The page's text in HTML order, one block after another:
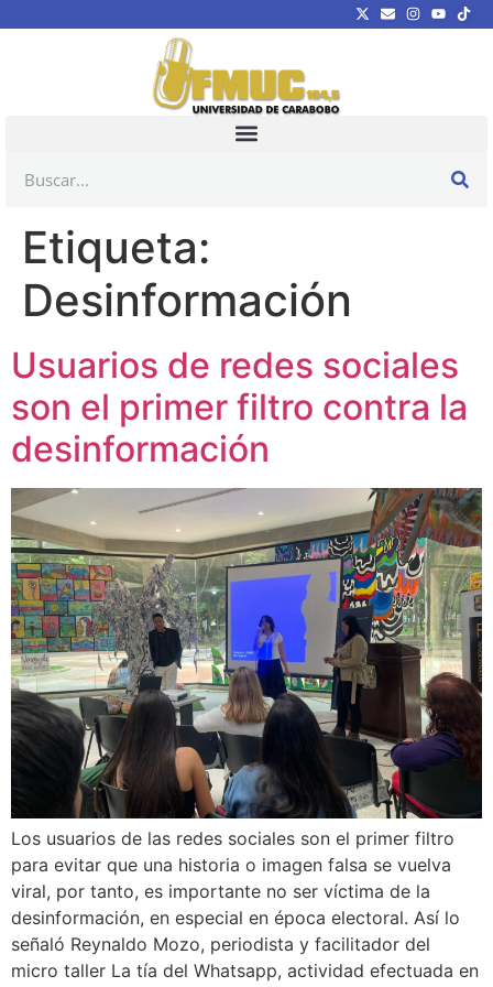
Etiqueta:
Desinformación
Usuarios de redes sociales
son el primer filtro contra la
desinformación
Los usuarios de las redes sociales son el primer filtro
para evitar que una historia o imagen falsa se vuelva
viral, por tanto, es importante no ser víctima de la
desinformación, en especial en época electoral. Así lo
señaló Reynaldo Mozo, periodista y facilitador del
micro taller La tía del Whatsapp, actividad efectuada en